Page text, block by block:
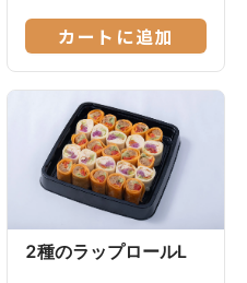
カートに追加
2種のラップロールL